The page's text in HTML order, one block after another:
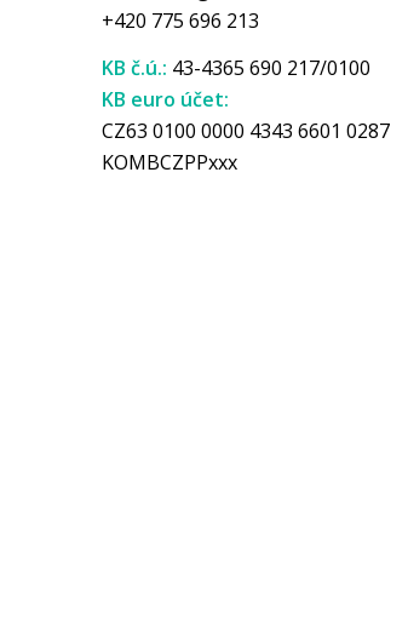
+420 775 696 213
KB č.ú.: 43-4365 690 217/0100
KB euro účet:
CZ63 0100 0000 4343 6601 0287
KOMBCZPPxxx